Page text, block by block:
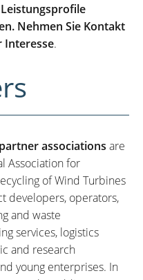
Nehmen Sie Kontakt
Interesse.
associations are
Association for
of Wind Turbines
developers, operators,
and waste
services, logistics
and research
young enterprises. In